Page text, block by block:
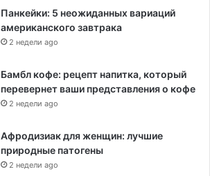
Панкейки: 5 неожиданных вариаций
американского завтрака
2 недели ago
Бамбл кофе: рецепт напитка, который
перевернет ваши представления о кофе
2 недели ago
Афродизиак для женщин: лучшие
природные патогены
2 недели ago